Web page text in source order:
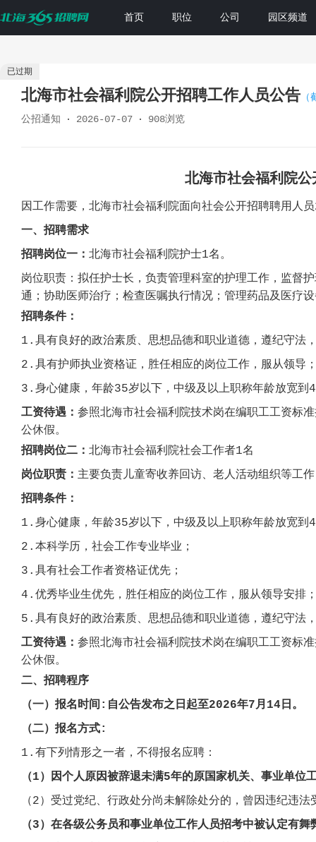
首页 职位 公司 园区频道
已过期
北海市社会福利院公开招聘工作人员公告
公招通知
2026-07-07 908浏览
北海市社会福利院
因工作需要，北海市社会福利院面向社会公开招聘聘用人员
一、招聘需求
招聘岗位一 ： 北海市社会福利院护士1名。
岗位职责：拟任护士长，负责管理科室的护理工作，监督
通；协助医师治疗；检查医嘱执行情况；管理药品及医疗
招聘条件：
1.具有良好的政治素质、思想品德和职业道德，遵纪守法
2.具有护师执业资格证，胜任相应的岗位工作，服从领导
3.身心健康，年龄35岁以下，中级及以上职称年龄放宽到
工资待遇： 参照北海市社会福利院技术岗在编职工工资标
公休假。
招聘岗位二 ： 北海市社会福利院社会工作者1名
岗位职责： 主要负责儿童寄收养回访、老人活动组织等工作
招聘条件：
1 .身心健康，年龄35岁以下，中级及以上职称年龄放宽到
2. 本科学历，社会工作专业毕业 ；
3. 具有社会工作者资格证优先 ；
4.优秀毕业生优先， 胜任相应的岗位工作，服从领导安排
5 .具有良好的政治素质、思想品德和职业道德，遵纪守法
工资待遇： 参照北海市社会福利院技术岗在编职工工资标
公休假。
二、招聘程序
（一）报名时间 : 自公告发布之日起至2026年7月14日。
（二）报名方式:
1.有下列情形之一者，不得报名应聘：
（1）因个人原因被辞退未满5年的原国家机关、事业单位
（2）受过党纪、行政处分尚未解除处分的，曾因违纪违
（3）在各级公务员和事业单位工作人员招考中被认定有